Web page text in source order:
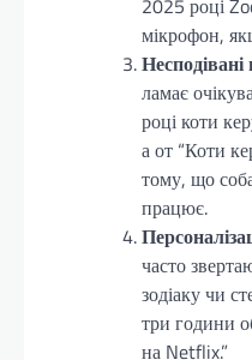
2025 році
мікрофон,
ламає
році коти
а от “Коти
тому, що
працює.
часто
зодіаку чи
три години
на Netflix.”